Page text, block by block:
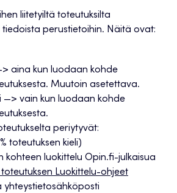
liitetyiltä toteutuksilta
perustietoihin. Näitä ovat:
aina kun luodaan kohde
Muutoin asetettava.
—> vain kun luodaan kohde
periytyvät:
toteutuksen kieli)
kohteen luokittelu Opin.fi-julkaisua
toteutuksen Luokittelu-ohjeet
yhteystietosähköposti